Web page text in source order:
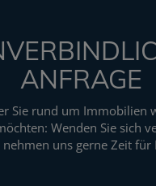
ANFRAGE
Sie rund um Immobilien
Wenden Sie sich
uns gerne Zeit für